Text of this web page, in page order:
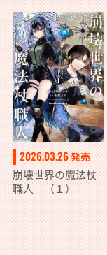
り弱点である魔力
不足を克服し世界
最強へと至る 7
2026.03.26発売
崩壊世界の魔法杖
職人 （１）